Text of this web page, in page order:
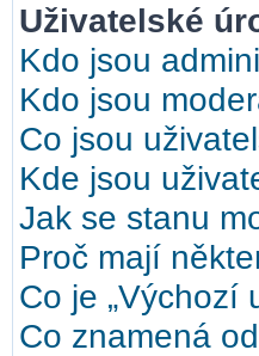
Uživatelské
Kdo jsou
Kdo jsou
Co jsou
Kde jsou
Jak se stanu
Proč mají
Co je „Výchozí
Co znamená